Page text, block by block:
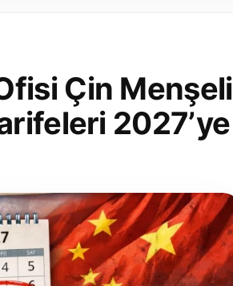
Çin Menşeli
2027’ye